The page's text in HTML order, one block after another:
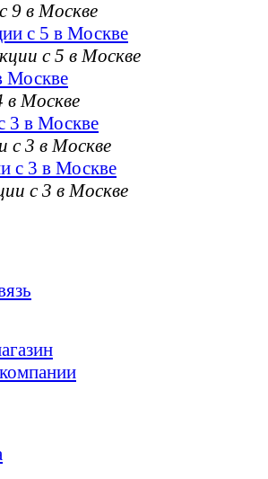
с 5 в Москве
Москве
3 в Москве
с 3 в Москве